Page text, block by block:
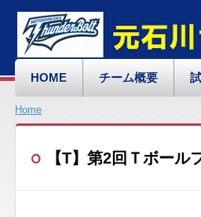
HOME チーム概要
Home
【T】第2回Ｔボー